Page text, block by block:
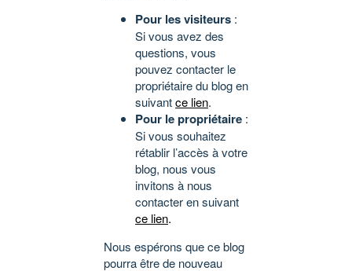
Pour les visiteurs :
Si vous avez des
questions, vous
pouvez contacter le
propriétaire du blog en
suivantce lien.
Pour le propriétaire :
Si vous souhaitez
rétablir l’accès à votre
blog, nous vous
invitons à nous
contacter en suivant
ce lien.
Nous espérons que ce blog
pourra être de nouveau